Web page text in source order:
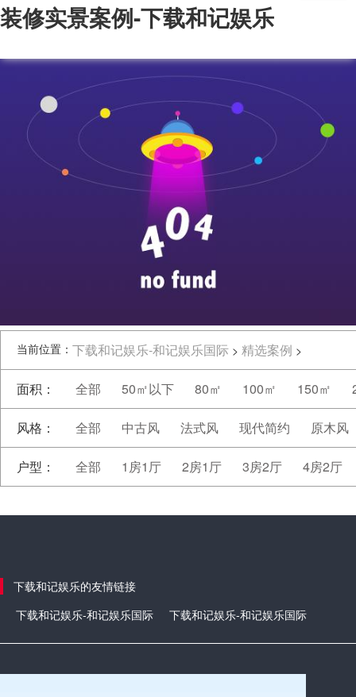
装修实景案例-下载和记娱乐
当前位置： 下载和记娱乐-和记娱乐国际 > 精选案例 >
面积： 全部 50㎡以下 80㎡ 100㎡ 150㎡
风格： 全部 中古风 法式风 现代简约 原木风
户型： 全部 1房1厅 2房1厅 3房2厅 4房2厅
下载和记娱乐的友情链接
下载和记娱乐-和记娱乐国际
下载和记娱乐-和记娱乐国际